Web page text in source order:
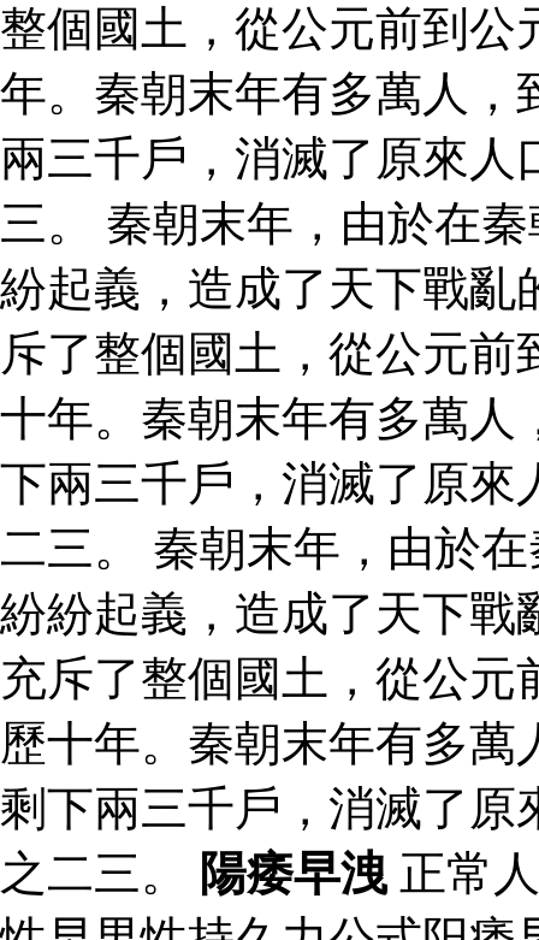
整個國土，從公元前到公
年。秦朝末年有多萬人，
兩三千戶，消滅了原來
三。 秦朝末年，由於在
紛起義，造成了天下戰亂
斥了整個國土，從公元
十年。秦朝末年有多萬人
下兩三千戶，消滅了原來
二三。 秦朝末年，由於
紛紛起義，造成了天下戰
充斥了整個國土，從公
歷十年。秦朝末年有多
剩下兩三千戶，消滅了原
之二三。
陽痿早洩 正常